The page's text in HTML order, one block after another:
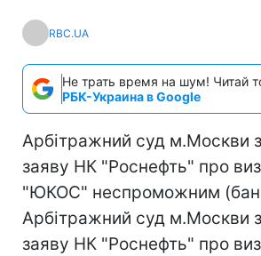
RBC.UA
Не трать время на шум! Читай
РБК-Украина в Google
Арбітражний суд м.Москви
заяву НК "Роснефть" про
"ЮКОС" неспроможним
Арбітражний суд м.Москви
заяву НК "Роснефть" про